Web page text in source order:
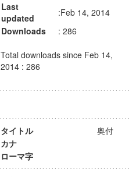
Last
updated
:Feb 14, 2014
Downloads
: 286
Total downloads since Feb 14,
2014 : 286
タイトル
奥付
カナ
ローマ字